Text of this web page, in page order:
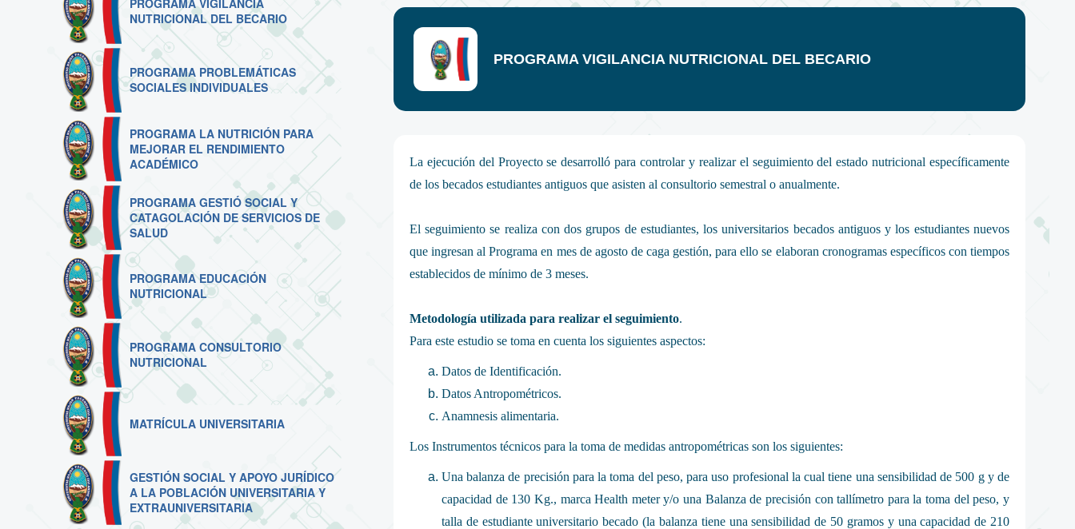
PROGRAMA VIGILANCIA
NUTRICIONAL DEL BECARIO
PROGRAMA PROBLEMÁTICAS
SOCIALES INDIVIDUALES
PROGRAMA LA NUTRICIÓN PARA
MEJORAR EL RENDIMIENTO
ACADÉMICO
PROGRAMA GESTIÓ SOCIAL Y
CATAGOLACIÓN DE SERVICIOS DE
SALUD
PROGRAMA EDUCACIÓN
NUTRICIONAL
PROGRAMA CONSULTORIO
NUTRICIONAL
MATRÍCULA UNIVERSITARIA
GESTIÓN SOCIAL Y APOYO JURÍDICO
A LA POBLACIÓN UNIVERSITARIA Y
EXTRAUNIVERSITARIA
PROGRAMA VIGILANCIA NUTRICIONAL DEL BECARIO
La ejecución del Proyecto se desarrolló para controlar y realizar el seguimiento del estado nutricional específicamente
de los becados estudiantes antiguos que asisten al consultorio semestral o anualmente.
El seguimiento se realiza con dos grupos de estudiantes, los universitarios becados antiguos y los estudiantes nuevos
que ingresan al Programa en mes de agosto de caga gestión, para ello se elaboran cronogramas específicos con tiempos
establecidos de mínimo de 3 meses.
Metodología utilizada para realizar el seguimiento.
Para este estudio se toma en cuenta los siguientes aspectos:
Datos de Identificación.
Datos Antropométricos.
Anamnesis alimentaria.
Los Instrumentos técnicos para la toma de medidas antropométricas son los siguientes:
Una balanza de precisión para la toma del peso, para uso profesional la cual tiene una sensibilidad de 500 g y de
capacidad de 130 Kg., marca Health meter y/o una Balanza de precisión con tallímetro para la toma del peso, y
talla de estudiante universitario becado (la balanza tiene una sensibilidad de 50 gramos y una capacidad de 210